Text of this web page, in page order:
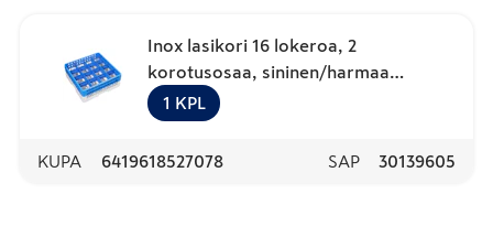
Inox lasikori 16 lokeroa, 2
korotusosaa, sininen/harmaa
49x49x18cm
1 KPL
KUPA 6419618527078 SAP 30139605